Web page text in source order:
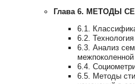
Глава 6. МЕТОДЫ
6.1.
6.2.
6.3. Анализ
6.4.
6.5. Методы